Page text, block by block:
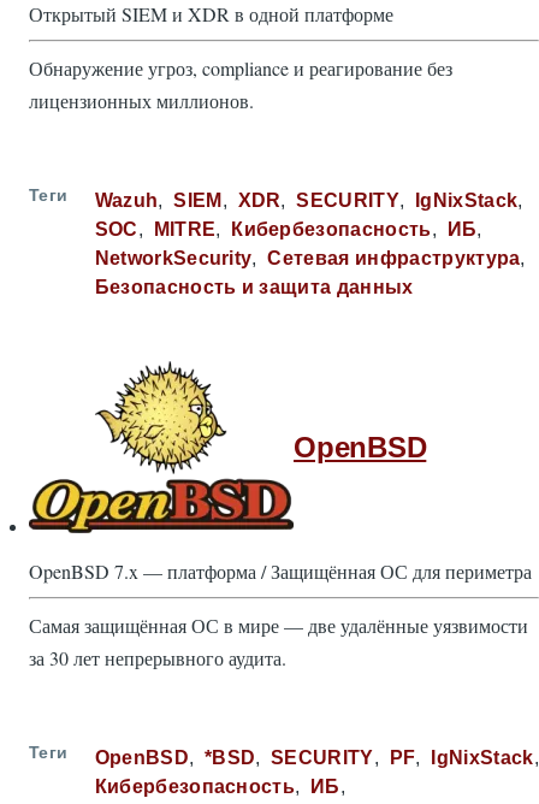
Открытый SIEM и XDR в одной платформе
Обнаружение угроз, compliance и реагирование без
лицензионных миллионов.
Теги Wazuh SIEM XDR SECURITY
IgNixStack
SOC
MITRE Кибербезопасность
ИБ
NetworkSecurity
Сетевая инфраструктура
Безопасность и защита данных
OpenBSD
OpenBSD 7.x — платформа / Защищённая ОС для периметра
Самая защищённая ОС в мире — две удалённые уязвимости
за 30 лет непрерывного аудита.
Теги OpenBSD *BSD SECURITY PF
IgNixStack
Кибербезопасность
ИБ